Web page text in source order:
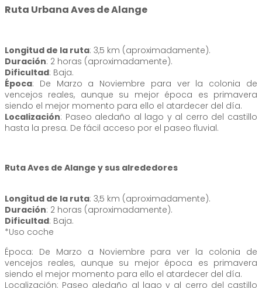
Ruta Urbana Aves de Alange
Longitud de la ruta: 3,5 km (aproximadamente).
Duración: 2 horas (aproximadamente).
Dificultad: Baja.
Época: De Marzo a Noviembre para ver la colonia de
vencejos reales, aunque su mejor época es primavera
siendo el mejor momento para ello el atardecer del día.
Localización: Paseo aledaño al lago y al cerro del castillo
hasta la presa. De fácil acceso por el paseo fluvial.
Ruta Aves de Alange y sus alrededores
Longitud de la ruta: 3,5 km (aproximadamente).
Duración: 2 horas (aproximadamente).
Dificultad: Baja.
*Uso coche
Época: De Marzo a Noviembre para ver la colonia de
vencejos reales, aunque su mejor época es primavera
siendo el mejor momento para ello el atardecer del día.
Localización: Paseo aledaño al lago y al cerro del castillo